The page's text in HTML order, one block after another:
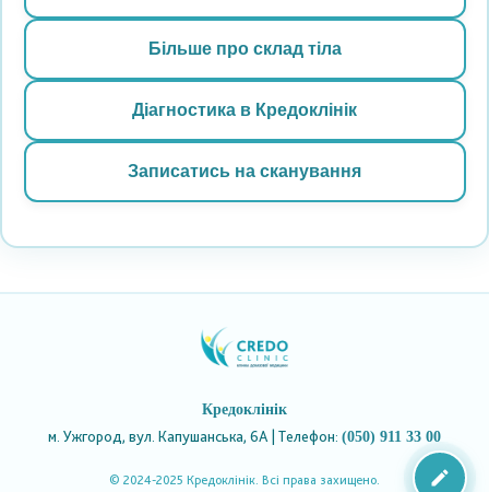
Більше про склад тіла
Діагностика в Кредоклінік
Записатись на сканування
Кредоклінік
м. Ужгород, вул. Капушанська, 6А | Телефон: (050) 911 33 00
© 2024-2025 Кредоклінік. Всі права захищено.